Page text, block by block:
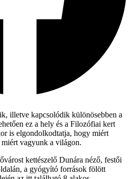
illetve kapcsolódik különösebben a
ez a hely és a Filozófiai kert
is elgondolkodtatja, hogy miért
miért vagyunk a világon.
kettészelő Dunára néző, festői
a gyógyító források fölött